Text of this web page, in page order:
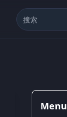
Menu